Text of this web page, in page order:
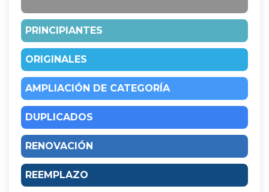
PRINCIPIANTES
ORIGINALES
AMPLIACIÓN DE CATEGORÍA
DUPLICADOS
RENOVACIÓN
REEMPLAZO